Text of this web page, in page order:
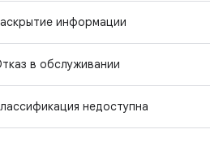
информации
в обслуживании
недоступна